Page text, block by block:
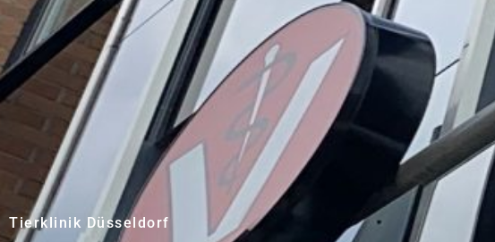
Tierklinik Düsseldorf